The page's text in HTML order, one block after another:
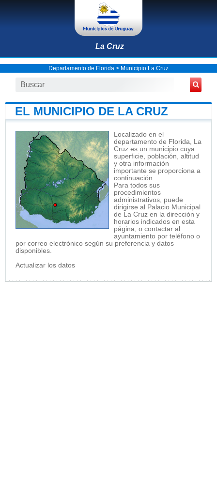
La Cruz
Departamento de Florida > Municipio La Cruz
EL MUNICIPIO DE LA CRUZ
Localizado en el
departamento de Florida, La
Cruz es un municipio cuya
superficie, población, altitud
y otra información
importante se proporciona a
continuación.
Para todos sus
procedimientos
administrativos, puede
dirigirse al Palacio Municipal
de La Cruz en la dirección y
horarios indicados en esta
página, o contactar al
ayuntamiento por teléfono o
por correo electrónico según su preferencia y datos
disponibles.
Actualizar los datos